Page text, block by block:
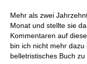
Mehr als zwei
Monat und stellte sie
Kommentaren auf
bin ich nicht mehr
belletristisches Buch zu